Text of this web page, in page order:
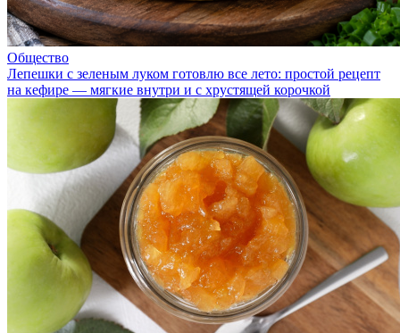
Общество
Лепешки с зеленым луком готовлю все лето: простой рецепт
на кефире — мягкие внутри и с хрустящей корочкой